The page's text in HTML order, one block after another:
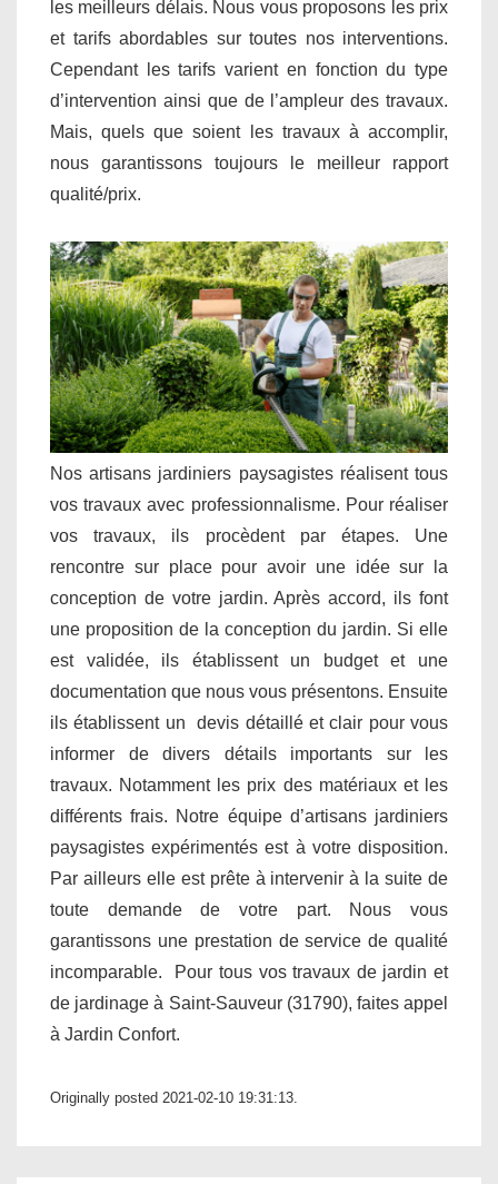
les meilleurs délais. Nous vous proposons les prix
et tarifs abordables sur toutes nos interventions.
Cependant les tarifs varient en fonction du type
d’intervention ainsi que de l’ampleur des travaux.
Mais, quels que soient les travaux à accomplir,
nous garantissons toujours le meilleur rapport
qualité/prix.
Nos artisans jardiniers paysagistes réalisent tous
vos travaux avec professionnalisme. Pour réaliser
vos travaux, ils procèdent par étapes. Une
rencontre sur place pour avoir une idée sur la
conception de votre jardin. Après accord, ils font
une proposition de la conception du jardin. Si elle
est validée, ils établissent un budget et une
documentation que nous vous présentons. Ensuite
ils établissent un devis détaillé et clair pour vous
informer de divers détails importants sur les
travaux. Notamment les prix des matériaux et les
différents frais. Notre équipe d’artisans jardiniers
paysagistes expérimentés est à votre disposition.
Par ailleurs elle est prête à intervenir à la suite de
toute demande de votre part. Nous vous
garantissons une prestation de service de qualité
incomparable. Pour tous vos travaux de jardin et
de jardinage à Saint-Sauveur (31790), faites appel
à Jardin Confort.
Originally posted 2021-02-10 19:31:13.